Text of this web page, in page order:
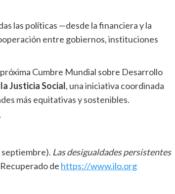
las políticas —desde la financiera y la
entre gobiernos, instituciones
Cumbre Mundial sobre Desarrollo
Justicia Social, una iniciativa coordinada
más equitativas y sostenibles.
Las desigualdades persistentes
de https://www.ilo.org